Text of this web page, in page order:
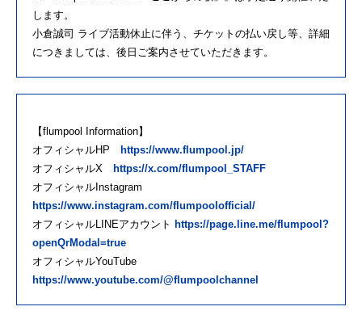
します。
小倉誠司 ライブ活動休止に伴う、チケットの払い戻し等、詳細
につきましては、後日ご案内させていただきます。
【flumpool Information】
オフィシャルHP https://www.flumpool.jp/
オフィシャルX https://x.com/flumpool_STAFF
オフィシャルInstagram
https://www.instagram.com/flumpoolofficial/
オフィシャルLINEアカウント https://page.line.me/flumpool?
openQrModal=true
オフィシャルYouTube
https://www.youtube.com/@flumpoolchannel